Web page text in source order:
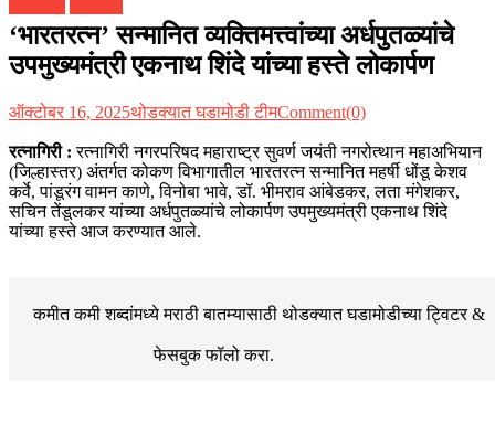
‘भारतरत्न’ सन्मानित व्यक्तिमत्त्वांच्या अर्धपुतळ्यांचे
उपमुख्यमंत्री एकनाथ शिंदे यांच्या हस्ते लोकार्पण
ऑक्टोबर 16, 2025थोडक्यात घडामोडी टीमComment(0)
रत्नागिरी : रत्नागिरी नगरपरिषद महाराष्ट्र सुवर्ण जयंती नगरोत्थान महाअभियान
(जिल्हास्तर) अंतर्गत कोकण विभागातील भारतरत्न सन्मानित महर्षी धोंडू केशव
कर्वे, पांडूरंग वामन काणे, विनोबा भावे, डॉ. भीमराव आंबेडकर, लता मंगेशकर,
सचिन तेंडूलकर यांच्या अर्धपुतळ्यांचे लोकार्पण उपमुख्यमंत्री एकनाथ शिंदे
यांच्या हस्ते आज करण्यात आले.
कमीत कमी शब्दांमध्ये मराठी बातम्यासाठी थोडक्यात घडामोडीच्याट्विटर &
फेसबुकफॉलो करा.